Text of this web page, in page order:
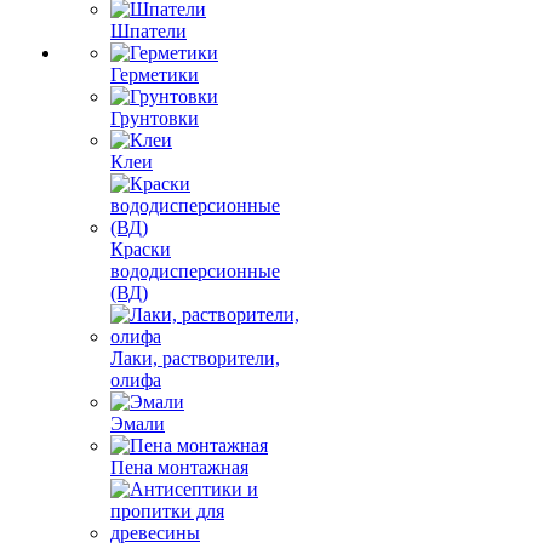
Шпатели
Герметики
Грунтовки
Клеи
Краски
вододисперсионные
(ВД)
Лаки, растворители,
олифа
Эмали
Пена монтажная